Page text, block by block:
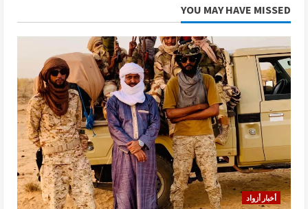
YOU MAY HAVE MISSED
أخبار أزواد